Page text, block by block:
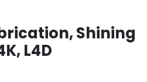
Shining
L4D